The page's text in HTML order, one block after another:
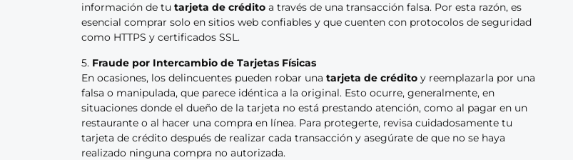
información de tu tarjeta de crédito a través de una transacción falsa. Por esta razón, es
esencial comprar solo en sitios web confiables y que cuenten con protocolos de seguridad
como HTTPS y certificados SSL.
5. Fraude por Intercambio de Tarjetas Físicas
En ocasiones, los delincuentes pueden robar una tarjeta de crédito y reemplazarla por una
falsa o manipulada, que parece idéntica a la original. Esto ocurre, generalmente, en
situaciones donde el dueño de la tarjeta no está prestando atención, como al pagar en un
restaurante o al hacer una compra en línea. Para protegerte, revisa cuidadosamente tu
tarjeta de crédito después de realizar cada transacción y asegúrate de que no se haya
realizado ninguna compra no autorizada.